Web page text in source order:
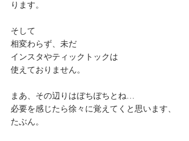
ります。
そして
相変わらず、未だ
インスタやティックトックは
使えておりません。
まあ、その辺りはぼちぼちとね…
必要を感じたら徐々に覚えてくと思います、
たぶん。